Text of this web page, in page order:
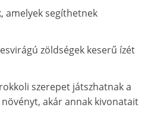
amelyek segíthetnek
zöldségek keserű ízét
szerepet játszhatnak a
növényt, akár annak kivonatait